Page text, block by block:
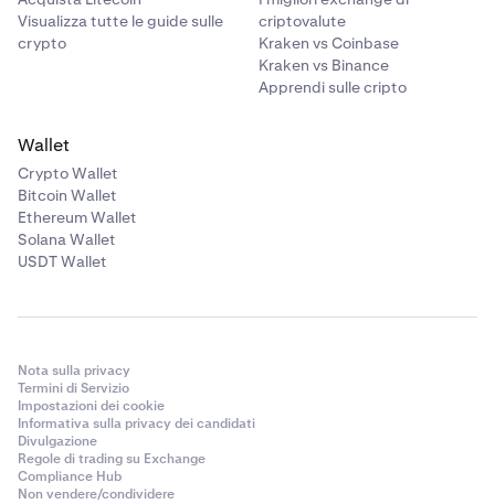
Visualizza tutte le guide sulle
crypto
criptovalute
Kraken vs Coinbase
Kraken vs Binance
Apprendi sulle cripto
Wallet
Crypto Wallet
Bitcoin Wallet
Ethereum Wallet
Solana Wallet
USDT Wallet
Nota sulla privacy
Termini di Servizio
Impostazioni dei cookie
Informativa sulla privacy dei candidati
Divulgazione
Regole di trading su Exchange
Compliance Hub
Non vendere/condividere